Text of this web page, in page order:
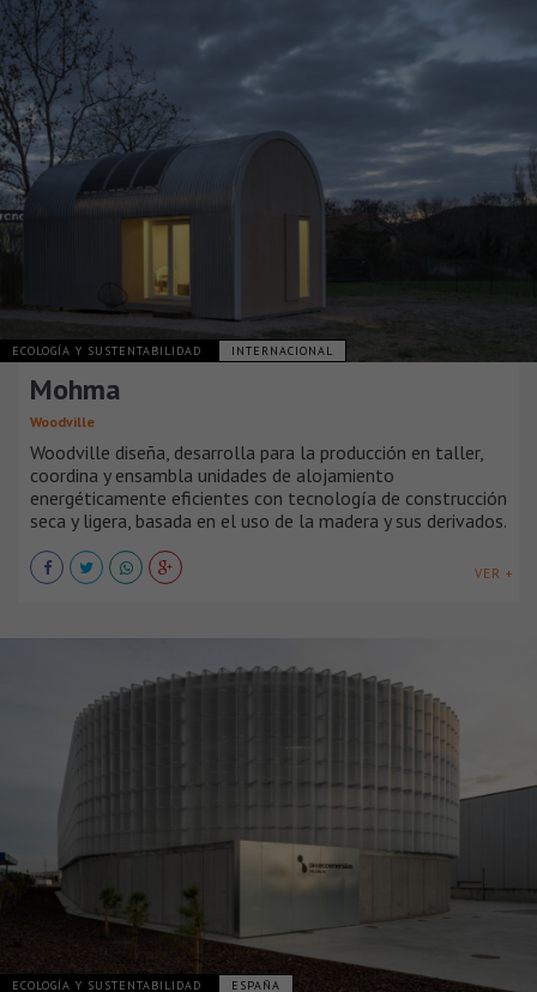
ECOLOGÍA Y SUSTENTABILIDAD INTERNACIONAL
Mohma
Woodville
Woodville diseña, desarrolla para la producción en taller,
coordina y ensambla unidades de alojamiento
energéticamente eficientes con tecnología de construcción
seca y ligera, basada en el uso de la madera y sus derivados.
VER +
ECOLOGÍA Y SUSTENTABILIDAD ESPAÑA